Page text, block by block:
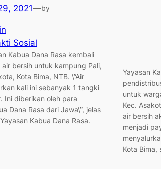
2021—by
Sosial
Kabua Dana Rasa kembali
bersih untuk kampung Pali,
Kota Bima, NTB. \”Air
kali ini sebanyak 1 tangki
Ini diberikan oleh para
Dana Rasa dari Jawa\”, jelas
Kabua Dana Rasa.
Yayasan
untuk
Kec.
air bersih
menjadi
Kota